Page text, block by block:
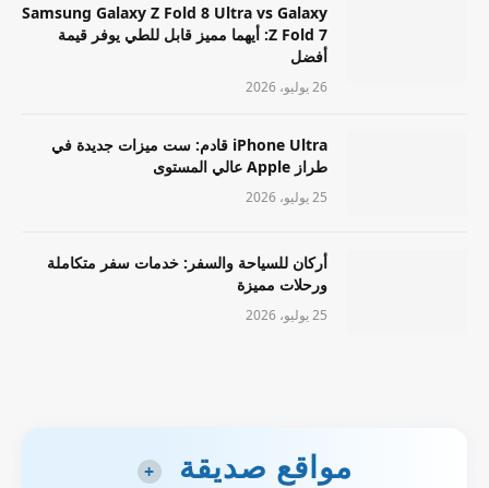
Samsung Galaxy Z Fold 8 Ultra vs Galaxy
Z Fold 7: أيهما مميز قابل للطي يوفر قيمة
أفضل
26 يوليو، 2026
iPhone Ultra قادم: ست ميزات جديدة في
طراز Apple عالي المستوى
25 يوليو، 2026
أركان للسياحة والسفر: خدمات سفر متكاملة
ورحلات مميزة
25 يوليو، 2026
مواقع صديقة +